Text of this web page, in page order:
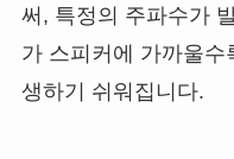
써, 특정의 주파수가
가 스피커에 가까울
생하기 쉬워집니다.